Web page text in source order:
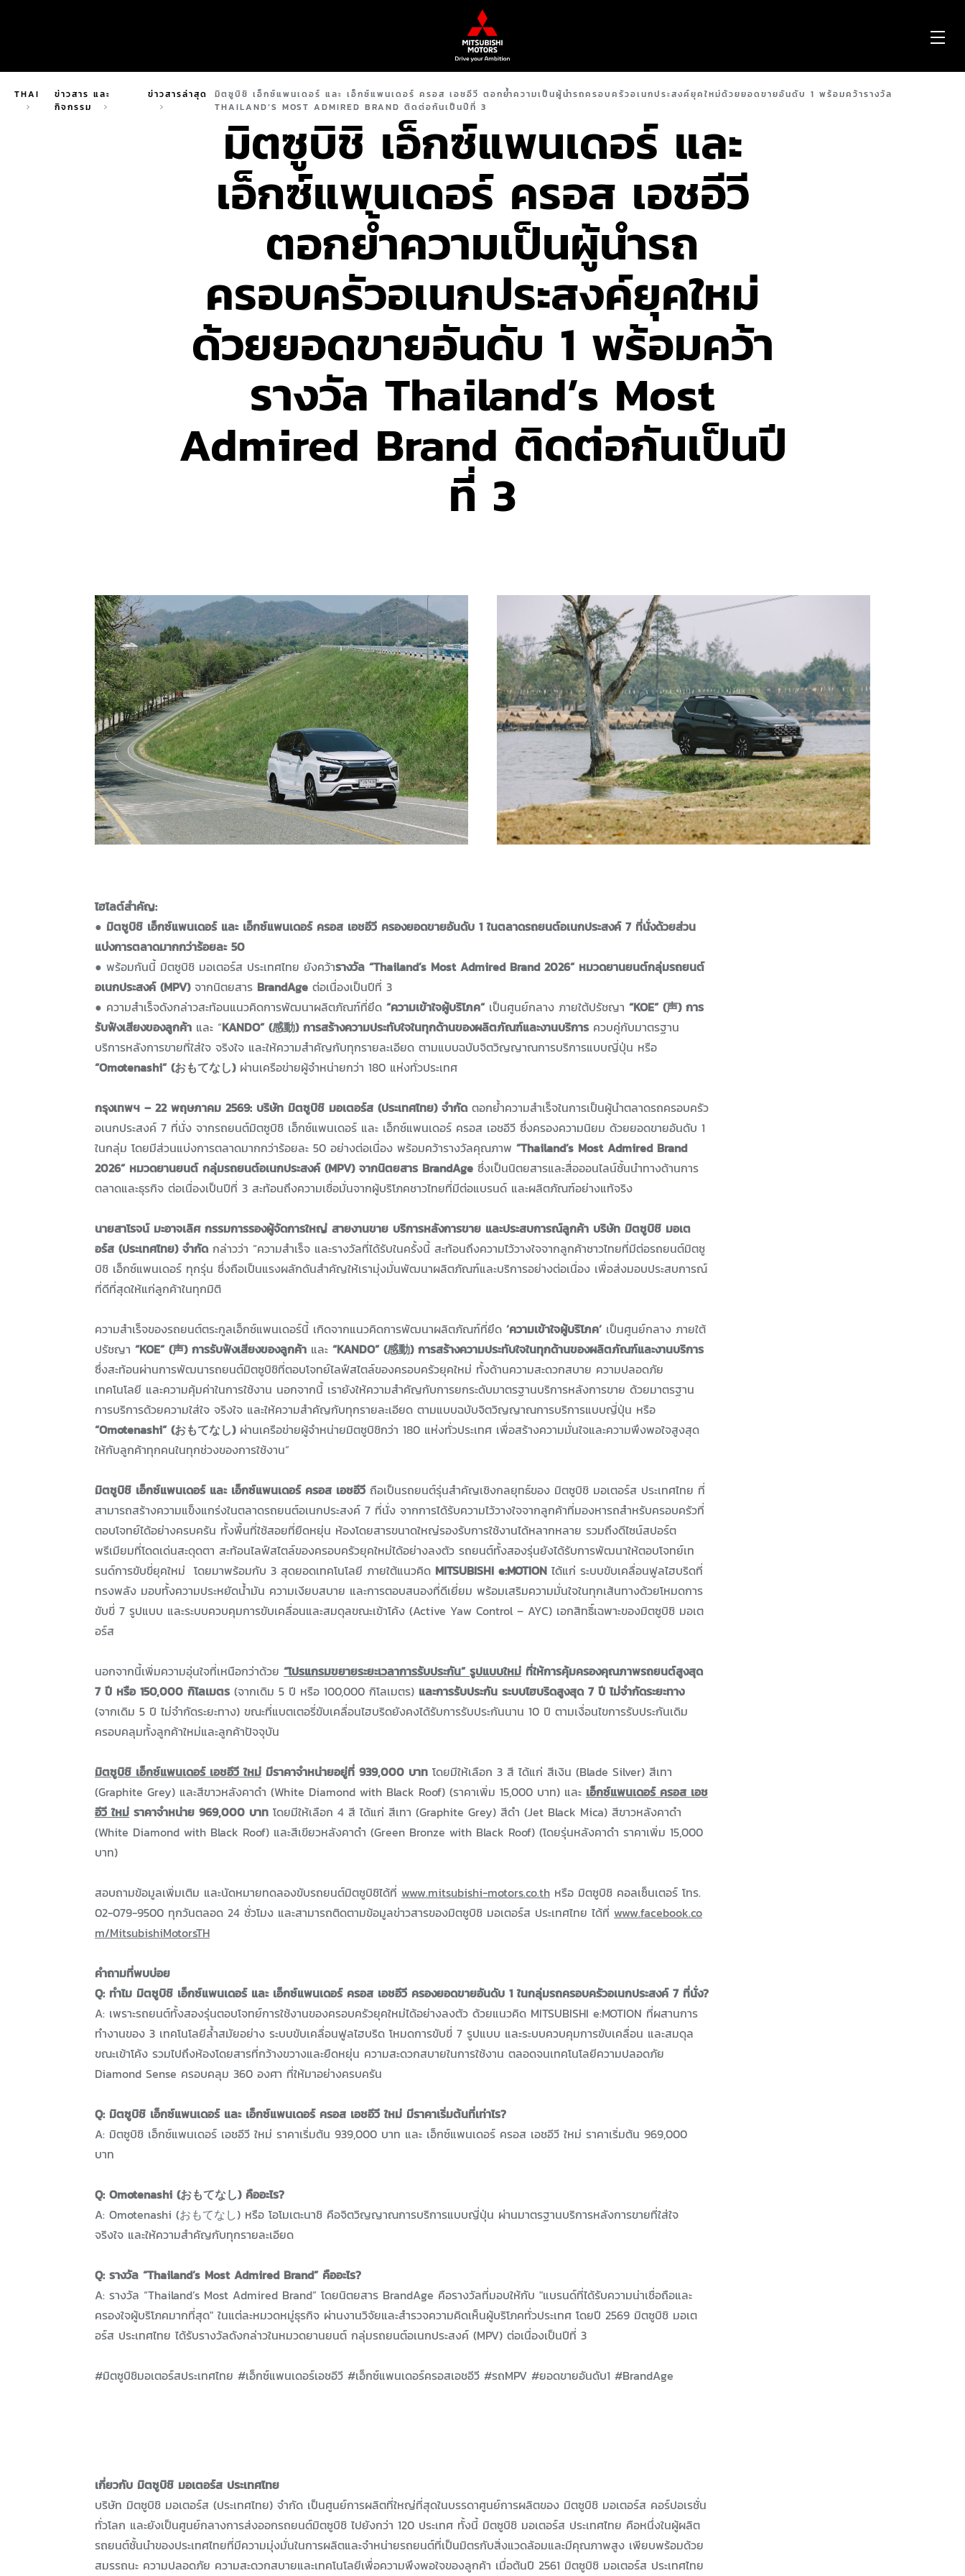
THAI
ข่าวสาร และ
กิจกรรม
ข่าวสารล่าสุด
มิตซูบิชิ เอ็กซ์แพนเดอร์ และ เอ็กซ์แพนเดอร์ ครอส เอชอีวี ตอกย้ำความเป็นผู้นำรถครอบครัวอเนกประสงค์ยุคใหม่ด้วยยอดขายอันดับ 1 พร้อมคว้ารางวัล
THAILAND’S MOST ADMIRED BRAND ติดต่อกันเป็นปีที่ 3
มิตซูบิชิ เอ็กซ์แพนเดอร์ และ
เอ็กซ์แพนเดอร์ ครอส เอชอีวี
ตอกย้ำความเป็นผู้นำรถ
ครอบครัวอเนกประสงค์ยุคใหม่
ด้วยยอดขายอันดับ 1 พร้อมคว้า
รางวัล Thailand’s Most
Admired Brand ติดต่อกันเป็นปี
ที่ 3
ไฮไลต์สำคัญ:
● มิตซูบิชิ เอ็กซ์แพนเดอร์ และ เอ็กซ์แพนเดอร์ ครอส เอชอีวี ครองยอดขายอันดับ 1 ในตลาดรถยนต์อเนกประสงค์ 7 ที่นั่งด้วยส่วน
แบ่งการตลาดมากกว่าร้อยละ 50
● พร้อมกันนี้ มิตซูบิชิ มอเตอร์ส ประเทศไทย ยังคว้ารางวัล “Thailand’s Most Admired Brand 2026” หมวดยานยนต์กลุ่มรถยนต์
อเนกประสงค์ (MPV)จากนิตยสาร BrandAgeต่อเนื่องเป็นปีที่ 3
● ความสำเร็จดังกล่าวสะท้อนแนวคิดการพัฒนาผลิตภัณฑ์ที่ยึด “ความเข้าใจผู้บริโภค”เป็นศูนย์กลาง ภายใต้ปรัชญา “KOE” (声) การ
รับฟังเสียงของลูกค้าและ “KANDO” (感動) การสร้างความประทับใจในทุกด้านของผลิตภัณฑ์และงานบริการ ควบคู่กับมาตรฐาน
บริการหลังการขายที่ใส่ใจ จริงใจ และให้ความสำคัญกับทุกรายละเอียด ตามแบบฉบับจิตวิญญาณการบริการแบบญี่ปุ่น หรือ
“Omotenashi” (おもてなし)ผ่านเครือข่ายผู้จำหน่ายกว่า 180 แห่งทั่วประเทศ
กรุงเทพฯ – 22 พฤษภาคม 2569: บริษัท มิตซูบิชิ มอเตอร์ส (ประเทศไทย) จำกัดตอกย้ำความสำเร็จในการเป็นผู้นำตลาดรถครอบครัว
อเนกประสงค์ 7 ที่นั่ง จากรถยนต์มิตซูบิชิ เอ็กซ์แพนเดอร์ และ เอ็กซ์แพนเดอร์ ครอส เอชอีวี ซึ่งครองความนิยม ด้วยยอดขายอันดับ 1
ในกลุ่ม โดยมีส่วนแบ่งการตลาดมากกว่าร้อยละ 50 อย่างต่อเนื่อง พร้อมคว้ารางวัลคุณภาพ ”Thailand’s Most Admired Brand
2026” หมวดยานยนต์ กลุ่มรถยนต์อเนกประสงค์ (MPV) จากนิตยสาร BrandAgeซึ่งเป็นนิตยสารและสื่อออนไลน์ชั้นนำทางด้านการ
ตลาดและธุรกิจ ต่อเนื่องเป็นปีที่ 3 สะท้อนถึงความเชื่อมั่นจากผู้บริโภคชาวไทยที่มีต่อแบรนด์ และผลิตภัณฑ์อย่างแท้จริง
นายสาโรจน์ มะอาจเลิศ กรรมการรองผู้จัดการใหญ่ สายงานขาย บริการหลังการขาย และประสบการณ์ลูกค้า บริษัท มิตซูบิชิ มอเต
อร์ส (ประเทศไทย) จำกัดกล่าวว่า “ความสำเร็จ และรางวัลที่ได้รับในครั้งนี้ สะท้อนถึงความไว้วางใจจากลูกค้าชาวไทยที่มีต่อรถยนต์มิตซู
บิชิ เอ็กซ์แพนเดอร์ ทุกรุ่น ซึ่งถือเป็นแรงผลักดันสำคัญให้เรามุ่งมั่นพัฒนาผลิตภัณฑ์และบริการอย่างต่อเนื่อง เพื่อส่งมอบประสบการณ์
ที่ดีที่สุดให้แก่ลูกค้าในทุกมิติ
ความสำเร็จของรถยนต์ตระกูลเอ็กซ์แพนเดอร์นี้ เกิดจากแนวคิดการพัฒนาผลิตภัณฑ์ที่ยึด ‘ความเข้าใจผู้บริโภค’ เป็นศูนย์กลาง ภายใต้
ปรัชญา “KOE” (声) การรับฟังเสียงของลูกค้าและ “KANDO” (感動) การสร้างความประทับใจในทุกด้านของผลิตภัณฑ์และงานบริการ
ซึ่งสะท้อนผ่านการพัฒนารถยนต์มิตซูบิชิที่ตอบโจทย์ไลฟ์สไตล์ของครอบครัวยุคใหม่ ทั้งด้านความสะดวกสบาย ความปลอดภัย
เทคโนโลยี และความคุ้มค่าในการใช้งาน นอกจากนี้ เรายังให้ความสำคัญกับการยกระดับมาตรฐานบริการหลังการขาย ด้วยมาตรฐาน
การบริการด้วยความใส่ใจ จริงใจ และให้ความสำคัญกับทุกรายละเอียด ตามแบบฉบับจิตวิญญาณการบริการแบบญี่ปุ่น หรือ
“Omotenashi” (おもてなし)ผ่านเครือข่ายผู้จำหน่ายมิตซูบิชิกว่า 180 แห่งทั่วประเทศ เพื่อสร้างความมั่นใจและความพึงพอใจสูงสุด
ให้กับลูกค้าทุกคนในทุกช่วงของการใช้งาน”
มิตซูบิชิ เอ็กซ์แพนเดอร์ และ เอ็กซ์แพนเดอร์ ครอส เอชอีวีถือเป็นรถยนต์รุ่นสำคัญเชิงกลยุทธ์ของ มิตซูบิชิ มอเตอร์ส ประเทศไทย ที่
สามารถสร้างความแข็งแกร่งในตลาดรถยนต์อเนกประสงค์ 7 ที่นั่ง จากการได้รับความไว้วางใจจากลูกค้าที่มองหารถสำหรับครอบครัวที่
ตอบโจทย์ได้อย่างครบครัน ทั้งพื้นที่ใช้สอยที่ยืดหยุ่น ห้องโดยสารขนาดใหญ่รองรับการใช้งานได้หลากหลาย รวมถึงดีไซน์สปอร์ต
พรีเมียมที่โดดเด่นสะดุดตา สะท้อนไลฟ์สไตล์ของครอบครัวยุคใหม่ได้อย่างลงตัว รถยนต์ทั้งสองรุ่นยังได้รับการพัฒนาให้ตอบโจทย์เท
รนด์การขับขี่ยุคใหม่ โดยมาพร้อมกับ 3 สุดยอดเทคโนโลยี ภายใต้แนวคิด MITSUBISHI e:MOTIONได้แก่ ระบบขับเคลื่อนฟูลไฮบริดที่
ทรงพลัง มอบทั้งความประหยัดน้ำมัน ความเงียบสบาย และการตอบสนองที่ดีเยี่ยม พร้อมเสริมความมั่นใจในทุกเส้นทางด้วยโหมดการ
ขับขี่ 7 รูปแบบ และระบบควบคุมการขับเคลื่อนและสมดุลขณะเข้าโค้ง (Active Yaw Control – AYC) เอกสิทธิ์เฉพาะของมิตซูบิชิ มอเต
อร์ส
นอกจากนี้เพิ่มความอุ่นใจที่เหนือกว่าด้วย “โปรแกรมขยายระยะเวลาการรับประกัน” รูปแบบใหม่ ที่ให้การคุ้มครองคุณภาพรถยนต์สูงสุด
7 ปี หรือ 150,000 กิโลเมตร (จากเดิม 5 ปี หรือ 100,000 กิโลเมตร)และการรับประกัน ระบบไฮบริดสูงสุด 7 ปี ไม่จำกัดระยะทาง
(จากเดิม 5 ปี ไม่จำกัดระยะทาง) ขณะที่แบตเตอรี่ขับเคลื่อนไฮบริดยังคงได้รับการรับประกันนาน 10 ปี ตามเงื่อนไขการรับประกันเดิม
ครอบคลุมทั้งลูกค้าใหม่และลูกค้าปัจจุบัน
มิตซูบิชิ เอ็กซ์แพนเดอร์ เอชอีวี ใหม่มีราคาจำหน่ายอยู่ที่ 939,000 บาทโดยมีให้เลือก 3 สี ได้แก่ สีเงิน (Blade Silver) สีเทา
(Graphite Grey) และสีขาวหลังคาดำ (White Diamond with Black Roof) (ราคาเพิ่ม 15,000 บาท) และ เอ็กซ์แพนเดอร์ ครอส เอช
อีวี ใหม่ราคาจำหน่าย 969,000 บาทโดยมีให้เลือก 4 สี ได้แก่ สีเทา (Graphite Grey) สีดำ (Jet Black Mica) สีขาวหลังคาดำ
(White Diamond with Black Roof) และสีเขียวหลังคาดำ (Green Bronze with Black Roof) (โดยรุ่นหลังคาดำ ราคาเพิ่ม 15,000
บาท)
สอบถามข้อมูลเพิ่มเติม และนัดหมายทดลองขับรถยนต์มิตซูบิชิได้ที่ www.mitsubishi-motors.co.thหรือ มิตซูบิชิ คอลเซ็นเตอร์ โทร.
02-079-9500 ทุกวันตลอด 24 ชั่วโมง และสามารถติดตามข้อมูลข่าวสารของมิตซูบิชิ มอเตอร์ส ประเทศไทย ได้ที่ www.facebook.co
m/MitsubishiMotorsTH
คำถามที่พบบ่อย
Q: ทำไม มิตซูบิชิ เอ็กซ์แพนเดอร์ และ เอ็กซ์แพนเดอร์ ครอส เอชอีวี ครองยอดขายอันดับ 1 ในกลุ่มรถครอบครัวอเนกประสงค์ 7 ที่นั่ง?
A: เพราะรถยนต์ทั้งสองรุ่นตอบโจทย์การใช้งานของครอบครัวยุคใหม่ได้อย่างลงตัว ด้วยแนวคิด MITSUBISHI e:MOTION ที่ผสานการ
ทำงานของ 3 เทคโนโลยีล้ำสมัยอย่าง ระบบขับเคลื่อนฟูลไฮบริด โหมดการขับขี่ 7 รูปแบบ และระบบควบคุมการขับเคลื่อน และสมดุล
ขณะเข้าโค้ง รวมไปถึงห้องโดยสารที่กว้างขวางและยืดหยุ่น ความสะดวกสบายในการใช้งาน ตลอดจนเทคโนโลยีความปลอดภัย
Diamond Sense ครอบคลุม 360 องศา ที่ให้มาอย่างครบครัน
Q: มิตซูบิชิ เอ็กซ์แพนเดอร์ และ เอ็กซ์แพนเดอร์ ครอส เอชอีวี ใหม่ มีราคาเริ่มต้นที่เท่าไร?
A: มิตซูบิชิ เอ็กซ์แพนเดอร์ เอชอีวี ใหม่ ราคาเริ่มต้น 939,000 บาท และ เอ็กซ์แพนเดอร์ ครอส เอชอีวี ใหม่ ราคาเริ่มต้น 969,000
บาท
Q: Omotenashi (おもてなし) คืออะไร?
A: Omotenashi (おもてなし) หรือ โอโมเตะนาชิ คือจิตวิญญาณการบริการแบบญี่ปุ่น ผ่านมาตรฐานบริการหลังการขายที่ใส่ใจ
จริงใจ และให้ความสำคัญกับทุกรายละเอียด
Q: รางวัล “Thailand’s Most Admired Brand” คืออะไร?
A: รางวัล “Thailand’s Most Admired Brand” โดยนิตยสาร BrandAge คือรางวัลที่มอบให้กับ "แบรนด์ที่ได้รับความน่าเชื่อถือและ
ครองใจผู้บริโภคมากที่สุด" ในแต่ละหมวดหมู่ธุรกิจ ผ่านงานวิจัยและสำรวจความคิดเห็นผู้บริโภคทั่วประเทศ โดยปี 2569 มิตซูบิชิ มอเต
อร์ส ประเทศไทย ได้รับรางวัลดังกล่าวในหมวดยานยนต์ กลุ่มรถยนต์อเนกประสงค์ (MPV) ต่อเนื่องเป็นปีที่ 3
#มิตซูบิชิมอเตอร์สประเทศไทย #เอ็กซ์แพนเดอร์เอชอีวี #เอ็กซ์แพนเดอร์ครอสเอชอีวี #รถMPV #ยอดขายอันดับ1 #BrandAge
เกี่ยวกับ มิตซูบิชิ มอเตอร์ส ประเทศไทย
บริษัท มิตซูบิชิ มอเตอร์ส (ประเทศไทย) จำกัด เป็นศูนย์การผลิตที่ใหญ่ที่สุดในบรรดาศูนย์การผลิตของ มิตซูบิชิ มอเตอร์ส คอร์ปอเรชั่น
ทั่วโลก และยังเป็นศูนย์กลางการส่งออกรถยนต์มิตซูบิชิ ไปยังกว่า 120 ประเทศ ทั้งนี้ มิตซูบิชิ มอเตอร์ส ประเทศไทย คือหนึ่งในผู้ผลิต
รถยนต์ชั้นนำของประเทศไทยที่มีความมุ่งมั่นในการผลิตและจำหน่ายรถยนต์ที่เป็นมิตรกับสิ่งแวดล้อมและมีคุณภาพสูง เพียบพร้อมด้วย
สมรรถนะ ความปลอดภัย ความสะดวกสบายและเทคโนโลยีเพื่อความพึงพอใจของลูกค้า เมื่อต้นปี 2561 มิตซูบิชิ มอเตอร์ส ประเทศไทย